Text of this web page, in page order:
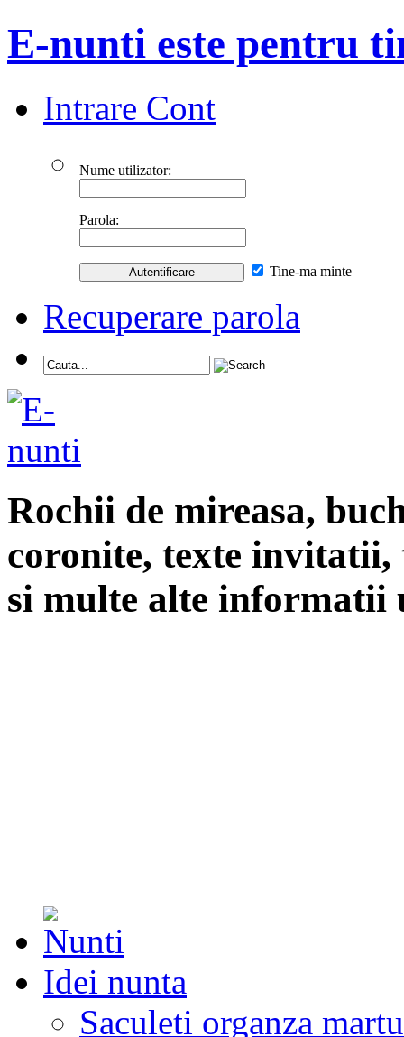
E-nunti este pentru
Intrare Cont
Nume utilizator:
Parola:
Tine-ma minte
Recuperare parola
Rochii de mireasa,
coronite, texte
si multe alte informatii
Idei nunta
Saculeti organza